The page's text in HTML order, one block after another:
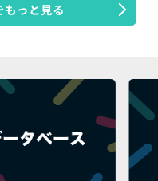
もっと見る